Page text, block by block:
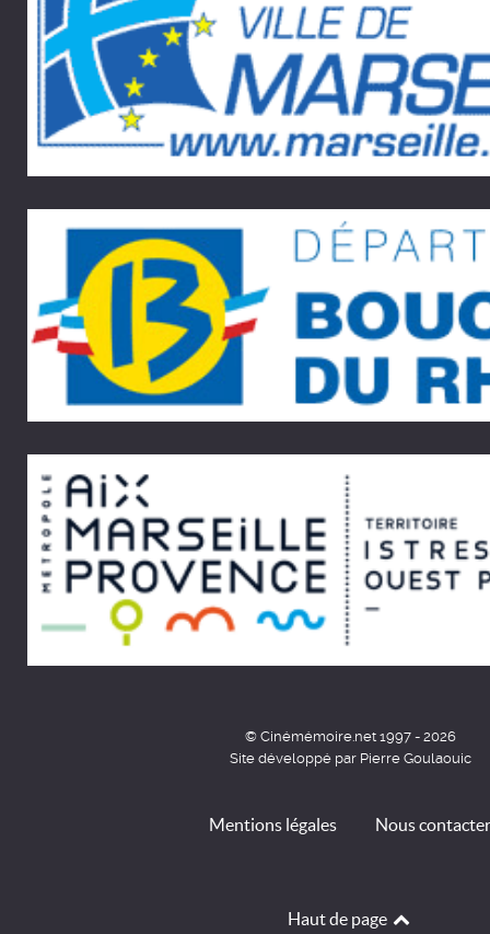
© Cinémémoire.net 1997 - 2026
Site développé par Pierre Goulaouic
Mentions légales Nous contacter
Haut de page